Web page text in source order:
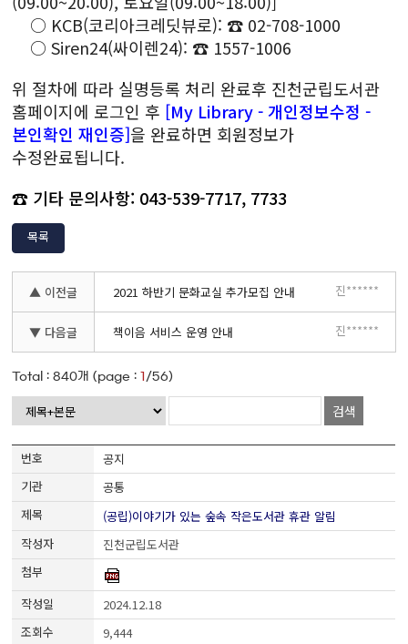
○ KCB(코리아크레딧뷰로): ☎ 02-708-1000
○ Siren24(싸이렌24): ☎ 1557-1006
위 절차에 따라 실명등록 처리 완료후 진천군립도서관
홈페이지에 로그인 후 [My Library - 개인정보수정 -
본인확인 재인증]을 완료하면 회원정보가
수정완료됩니다.
☎ 기타 문의사항: 043-539-7717, 7733
목록
▲ 이전글 2021 하반기 문화교실 추가모집 안내 진******
▼ 다음글 책이음 서비스 운영 안내 진******
Total :840개 (page : /56)
검색
공지
공통
(공립)이야기가 있는 숲속 작은도서관 휴관 알림
진천군립도서관
2024.12.18
9,444